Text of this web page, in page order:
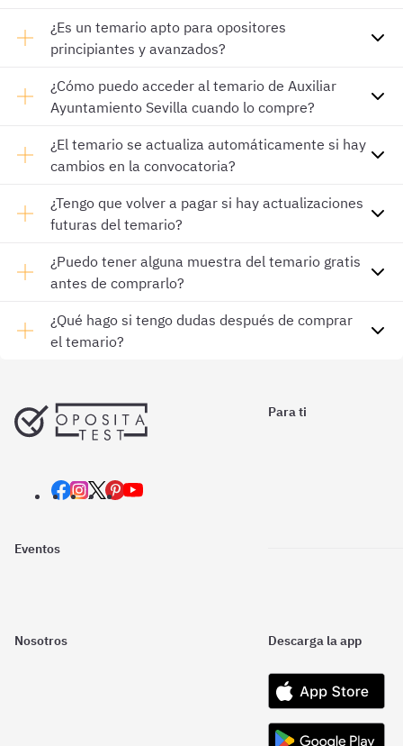
¿Es un temario apto para opositores
principiantes y avanzados?
¿Cómo puedo acceder al temario de Auxiliar
Ayuntamiento Sevilla cuando lo compre?
¿El temario se actualiza automáticamente si hay
cambios en la convocatoria?
¿Tengo que volver a pagar si hay actualizaciones
futuras del temario?
¿Puedo tener alguna muestra del temario gratis
antes de comprarlo?
¿Qué hago si tengo dudas después de comprar
el temario?
Para ti
Eventos
Nosotros Descarga la app